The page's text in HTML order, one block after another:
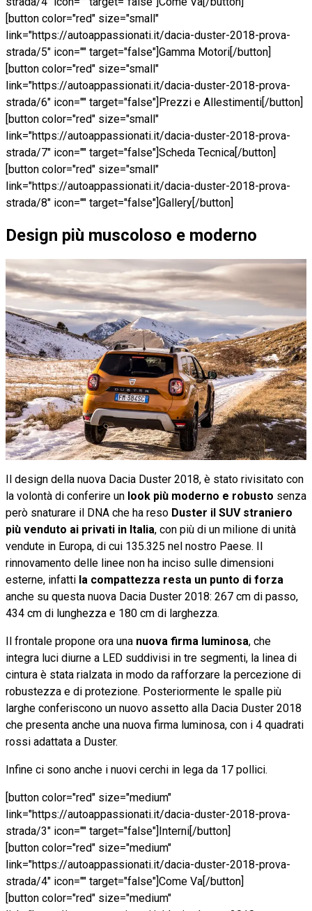
[button color="red" size="small"
link="https://autoappassionati.it/dacia-duster-2018-prova-
strada/5" icon="" target="false"]Gamma Motori[/button]
[button color="red" size="small"
link="https://autoappassionati.it/dacia-duster-2018-prova-
strada/6" icon="" target="false"]Prezzi e Allestimenti[/button]
[button color="red" size="small"
link="https://autoappassionati.it/dacia-duster-2018-prova-
strada/7" icon="" target="false"]Scheda Tecnica[/button]
[button color="red" size="small"
link="https://autoappassionati.it/dacia-duster-2018-prova-
strada/8" icon="" target="false"]Gallery[/button]
Design più muscoloso e moderno
Il design della nuova Dacia Duster 2018, è stato rivisitato con
la volontà di conferire un look più moderno e robusto senza
però snaturare il DNA che ha reso Duster il SUV straniero
più venduto ai privati in Italia, con più di un milione di unità
vendute in Europa, di cui 135.325 nel nostro Paese. Il
rinnovamento delle linee non ha inciso sulle dimensioni
esterne, infatti la compattezza resta un punto di forza
anche su questa nuova Dacia Duster 2018: 267 cm di passo,
434 cm di lunghezza e 180 cm di larghezza.
Il frontale propone ora una nuova firma luminosa, che
integra luci diurne a LED suddivisi in tre segmenti, la linea di
cintura è stata rialzata in modo da rafforzare la percezione di
robustezza e di protezione. Posteriormente le spalle più
larghe conferiscono un nuovo assetto alla Dacia Duster 2018
che presenta anche una nuova firma luminosa, con i 4 quadrati
rossi adattata a Duster.
Infine ci sono anche i nuovi cerchi in lega da 17 pollici.
[button color="red" size="medium"
link="https://autoappassionati.it/dacia-duster-2018-prova-
strada/3" icon="" target="false"]Interni[/button]
[button color="red" size="medium"
link="https://autoappassionati.it/dacia-duster-2018-prova-
strada/4" icon="" target="false"]Come Va[/button]
[button color="red" size="medium"